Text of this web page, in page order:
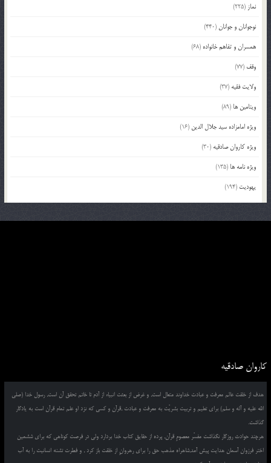
نماز (225)
نوجوانان و جوانان(440)
همسران و تفاهم خانواده (68)
وقف (77)
ولایت فقیه (37)
ویتامین ها (89)
ویژه امامزاده سید جلال الدین (16)
ویژه کاروان صادقیه (30)
ویژه نامه ها (135)
یهودیت (194)
کاروان صادقیه
هدف از خلقت عالم معرفت و عبادت خداوند متعال است, و غرض از بعثت انبیاء از آدم تا خاتم تحقق آن است, رسول خدا (صلی
الله علیه و آله و سلم) برای تعلیم و تربیت بشریّت به معرفت و عبادت ,قرآن و کسی که نزد او علم تمام قرآن است به یادگار
گذاشت.
هرچند حوادث روزگار نگذاشت مفسّر معصومِ قرآن, پرده از حقایق کتاب خدا بردارد ولی در فرصت کوتاهی که برای ششمین
اختر فرزوان آسمان هدایت پیش آمد,شاهراه مذهب حق را برای رهروانِ از خلقت باز کرد , و فطرت تشنه انسانیت را به آب